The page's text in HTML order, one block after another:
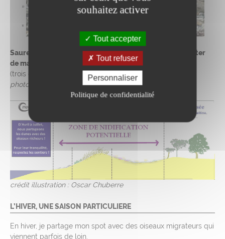
Saurez-vous voir les œufs dans ce haut de plage et éviter
de marcher dessus ? Difficile n’est-ce pas...
(trois œufs gris, en haut à droite de la case D1) -
photo : Bretagne Vivante
crédit illustration : Oscar Chuberre
L’HIVER, UNE SAISON PARTICULIERE
En hiver, je partage mon spot avec des oiseaux migrateurs qui
viennent parfois de loin.
souhaitez activer
Tout accepter
Tout refuser
Personnaliser
Politique de confidentialité